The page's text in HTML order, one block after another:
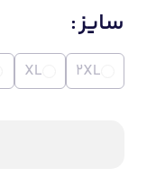
سایز
2XL
XL